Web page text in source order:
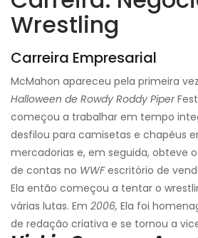
Wrestling
Carreira Empresarial
McMahon apareceu pela primeira
Halloween de Rowdy Roddy Piper
começou a trabalhar em tempo
desfilou para camisetas e chapéus
mercadorias e, em seguida, obteve
de contas no WWFescritório de
Ela então começou a tentar o
várias lutas. Em 2006, Ela foi
de redação criativa e se tornou a